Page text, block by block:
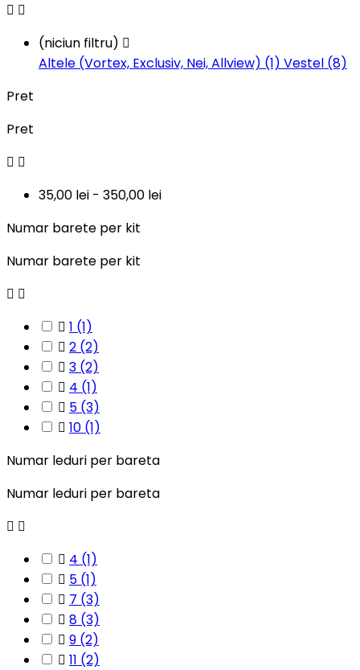
 
(niciun filtru) 
Altele (Vortex, Exclusiv, Nei, Allview) (1) Vestel (8)
Pret
Pret
 
35,00 lei - 350,00 lei
Numar barete per kit
Numar barete per kit
 
 1 (1)
 2 (2)
 3 (2)
 4 (1)
 5 (3)
 10 (1)
Numar leduri per bareta
Numar leduri per bareta
 
 4 (1)
 5 (1)
 7 (3)
 8 (3)
 9 (2)
 11 (2)